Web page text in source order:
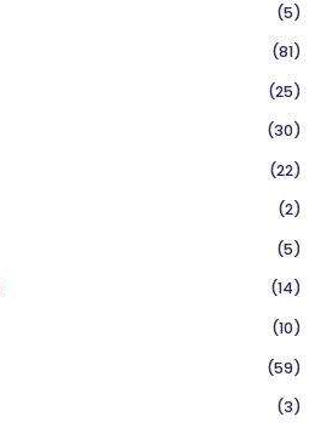
(5)
(81)
(25)
(30)
(22)
(2)
(5)
(14)
(10)
(59)
(3)